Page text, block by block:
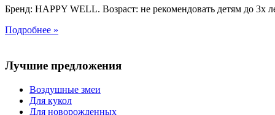
Бренд: HAPPY WELL. Возраст: не рекомендовать детям до 3х
Подробнее »
Лучшие предложения
Воздушные змеи
Для кукол
Для новорожденных